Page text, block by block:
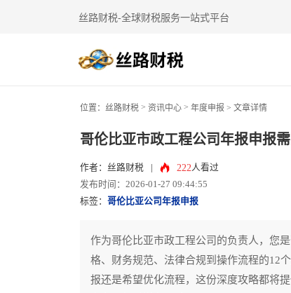
丝路财税-全球财税服务一站式平台
位置： 丝路财税 > 资讯中心 > 年度申报 > 文章详情
哥伦比亚市政工程公司年报申报
作者：丝路财税 222人看过
发布时间：2026-01-27 09:44:55
标签： 哥伦比亚公司年报申报
作为哥伦比亚市政工程公司的负责人，您
格、财务规范、法律合规到操作流程的12
报还是希望优化流程，这份深度攻略都将